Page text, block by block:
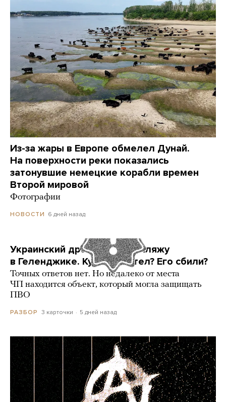
Из-за жары в Европе обмелел Дунай.
На поверхности реки показались
затонувшие немецкие корабли времен
Второй мировой
Фотографии
НОВОСТИ 6 дней назад
Украинский дрон попал по пляжу
в Геленджике. Куда он летел? Его сбили?
Точных ответов нет. Но недалеко от места
ЧП находится объект, который могла защищать
ПВО
РАЗБОР 3 карточки 5 дней назад